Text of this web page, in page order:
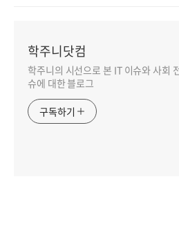
학주니닷컴
학주니의 시선으로 본 IT 이슈와 사회
슈에 대한 블로그
구독하기